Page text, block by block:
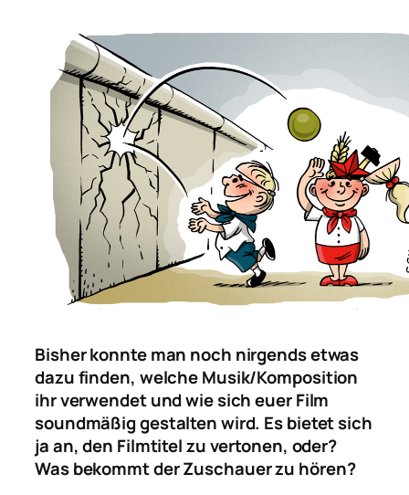
Bisher konnte man noch nirgends etwas
dazu finden, welche Musik/Komposition
ihr verwendet und wie sich euer Film
soundmäßig gestalten wird. Es bietet sich
ja an, den Filmtitel zu vertonen, oder?
Was bekommt der Zuschauer zu hören?